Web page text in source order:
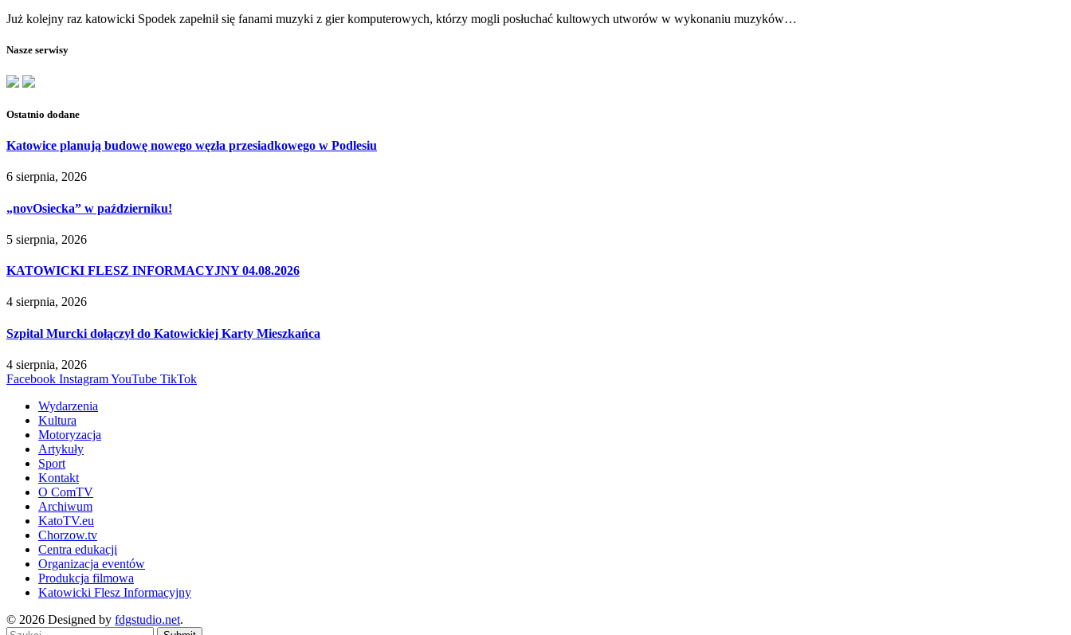
Już kolejny raz katowicki Spodek zapełnił się fanami muzyki z gier komputerowych, którzy mogli posłuchać kultowych utworów w wykonaniu muzyków…
Nasze serwisy
Ostatnio dodane
Katowice planują budowę nowego węzła przesiadkowego w Podlesiu
6 sierpnia, 2026
„novOsiecka” w październiku!
5 sierpnia, 2026
KATOWICKI FLESZ INFORMACYJNY 04.08.2026
4 sierpnia, 2026
Szpital Murcki dołączył do Katowickiej Karty Mieszkańca
4 sierpnia, 2026
Facebook InstagramYouTube TikTok
Wydarzenia
Kultura
Motoryzacja
Artykuły
Sport
Kontakt
O ComTV
Archiwum
KatoTV.eu
Chorzow.tv
Centra edukacji
Organizacja eventów
Produkcja filmowa
Katowicki Flesz Informacyjny
© 2026 Designed by fdgstudio.net.